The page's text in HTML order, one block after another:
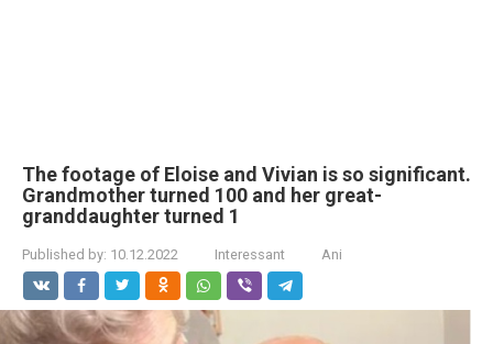
The footage of Eloise and Vivian is so significant.
Grandmother turned 100 and her great-
granddaughter turned 1
Published by: 10.12.2022 Interessant Ani